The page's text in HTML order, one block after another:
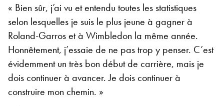
« Bien sûr, j’ai vu et entendu toutes les statistiques
selon lesquelles je suis le plus jeune à gagner à
Roland-Garros et à Wimbledon la même année.
Honnêtement, j’essaie de ne pas trop y penser. C’est
évidemment un très bon début de carrière, mais je
dois continuer à avancer. Je dois continuer à
construire mon chemin. »